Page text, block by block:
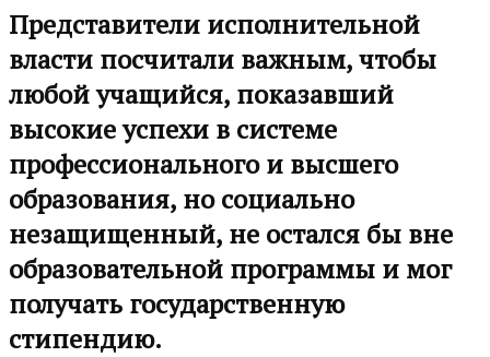
Представители исполнительной
власти посчитали важным, чтобы
любой учащийся, показавший
высокие успехи в системе
профессионального и высшего
образования, но социально
незащищенный, не остался бы вне
образовательной программы и мог
получать государственную
стипендию.